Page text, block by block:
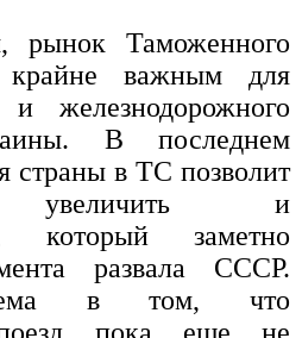
рынок Таможенного
крайне важным для
и железнодорожного
В последнем
страны в ТС позволит
увеличить и
который заметно
развала СССР.
в том, что